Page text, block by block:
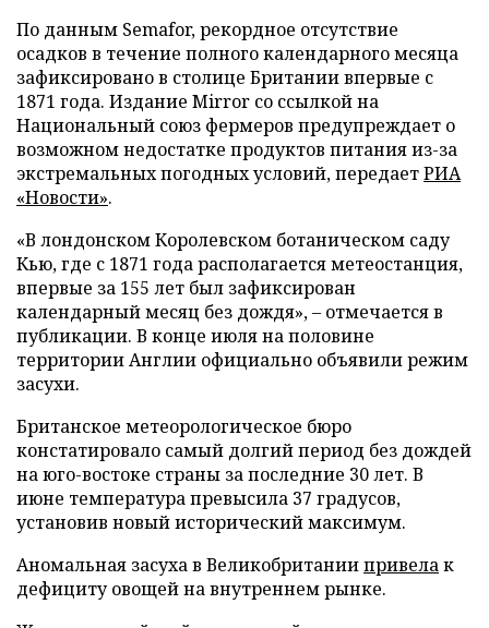
По данным Semafor, рекордное отсутствие
осадков в течение полного календарного месяца
зафиксировано в столице Британии впервые с
1871 года. Издание Mirror со ссылкой на
Национальный союз фермеров предупреждает о
возможном недостатке продуктов питания из-за
экстремальных погодных условий, передаетРИА
«Новости».
«В лондонском Королевском ботаническом саду
Кью, где с 1871 года располагается метеостанция,
впервые за 155 лет был зафиксирован
календарный месяц без дождя», – отмечается в
публикации. В конце июля на половине
территории Англии официально объявили режим
засухи.
Британское метеорологическое бюро
констатировало самый долгий период без дождей
на юго-востоке страны за последние 30 лет. В
июне температура превысила 37 градусов,
установив новый исторический максимум.
Аномальная засуха в Великобританиипривелак
дефициту овощей на внутреннем рынке.